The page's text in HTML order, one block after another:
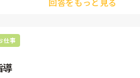
よ幼児クラス。
もできるようになり、着替え，食
調！
になりました。
たり甘えたいという気持ちがあるのでそ
いなど一緒にやりつつも「あれ蛇口がひ
った！先生の力が弱いのかなぁ？○○君
でも手を出してやろうとしてくれたりし
！先生も出来ないことあるから手伝っ
回答をもっと見る
仕事
導